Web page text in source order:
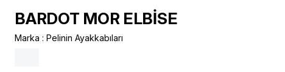
BARDOT MOR ELBİSE
Marka : Pelinin Ayakkabıları